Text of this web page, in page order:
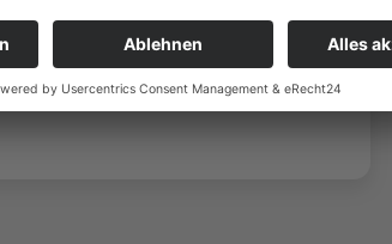
Schulze (OK Fulda) | 1477